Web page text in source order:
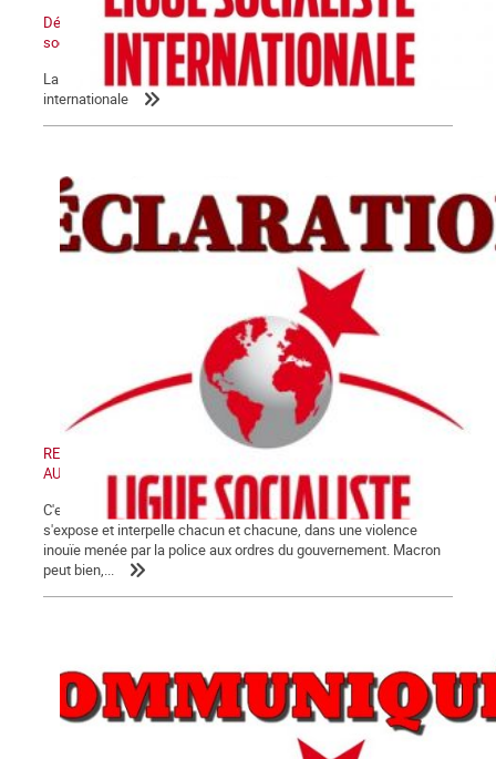
Déclaration de la LIS : L’Etat sioniste sera détruit, un Moyen-Orient
socialiste renaîtra de ses cendres
La Commune relaie la déclaration de la Ligue socialiste
internationale
RETRAIT DE LA LOI « SECURITE GLOBALE » - MANIFESTATION
AUJOURD'HUI SAMEDI 28 NOVEMBRE 2020
C'est désormais au grand jour que la crise de fin de régime
s'expose et interpelle chacun et chacune, dans une violence
inouïe menée par la police aux ordres du gouvernement. Macron
peut bien,...